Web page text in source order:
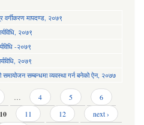
वर्गीकरण मापदण्ड, २०७९
२०७९
-२०७९
२०७९
समायोजन सम्बन्धमा व्यवस्था गर्न बनेको ऐन, २०७७
… 4 5
6
10 11 12
next ›